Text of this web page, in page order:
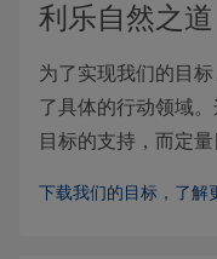
利乐自然之道
为了实现我们的目
了具体的行动领域
目标的支持，而定
下载我们的目标，了解